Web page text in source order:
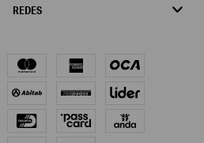
REDES